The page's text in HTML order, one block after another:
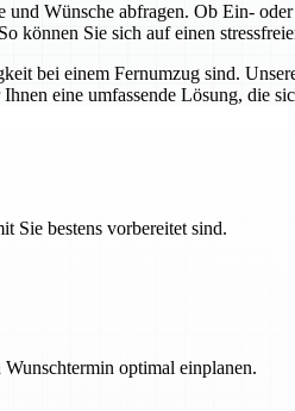
Wünsche abfragen. Ob Ein-
können Sie sich auf einen
bei einem Fernumzug sind.
eine umfassende Lösung, die
Sie bestens vorbereitet sind.
optimal einplanen.